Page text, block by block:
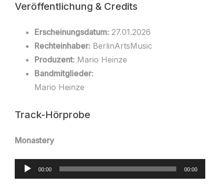
Veröffentlichung & Credits
Erscheinungsdatum: 27.01.2026
Rechteinhaber: BerlinArtsMusic
Produzent: Mario Heinze
Bandmitglieder:
Mario Heinze
Track-Hörprobe
Monastery
Audio-
Player
00:00 00:00